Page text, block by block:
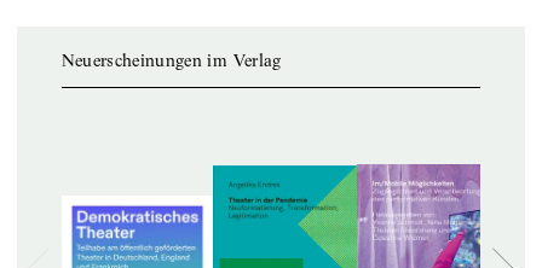
Neuerscheinungen im Verlag